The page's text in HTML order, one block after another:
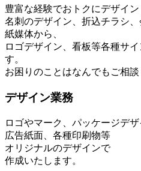
豊富な経験でおトクにデザイン
名刺のデザイン、折込チラシ
紙媒体から、
ロゴデザイン、看板等各種サ
す。
お困りのことはなんでもご相談
デザイン業務
ロゴやマーク、パッケージデ
広告紙面、各種印刷物等
オリジナルのデザインで
作成いたします。